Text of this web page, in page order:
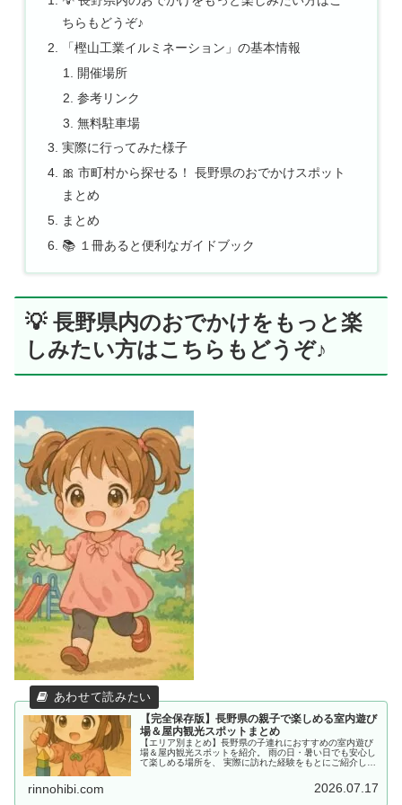
ちらもどうぞ♪
「樫山工業イルミネーション」の基本情報
開催場所
参考リンク
無料駐車場
実際に行ってみた様子
🎀 市町村から探せる！ 長野県のおでかけスポット
まとめ
まとめ
📚 １冊あると便利なガイドブック
💡 長野県内のおでかけをもっと楽
しみたい方はこちらもどうぞ♪
【完全保存版】長野県の親子で楽しめる室内遊び
場＆屋内観光スポットまとめ
【エリア別まとめ】長野県の子連れにおすすめの室内遊び
場＆屋内観光スポットを紹介。 雨の日・暑い日でも安心し
て楽しめる場所を、 実際に訪れた経験をもとにご紹介して
rinnohibi.com 2026.07.17